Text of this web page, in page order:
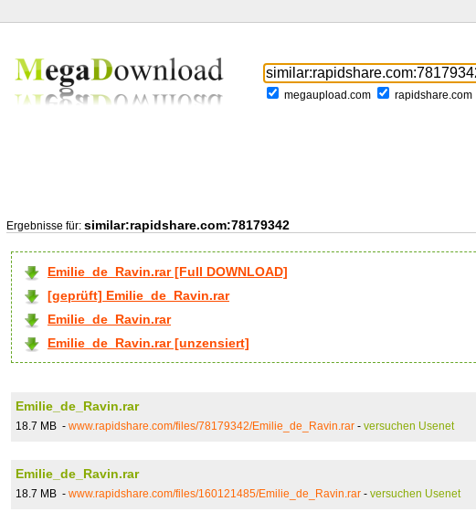
megaupload.com rapidshare.com
Ergebnisse für: similar:rapidshare.com:78179342
Emilie_de_Ravin.rar [Full DOWNLOAD]
[geprüft] Emilie_de_Ravin.rar
Emilie_de_Ravin.rar
Emilie_de_Ravin.rar [unzensiert]
Emilie_de_Ravin.rar
18.7 MB - www.rapidshare.com/files/78179342/Emilie_de_Ravin.rar - versuchen Usenet
Emilie_de_Ravin.rar
18.7 MB - www.rapidshare.com/files/160121485/Emilie_de_Ravin.rar - versuchen Usenet